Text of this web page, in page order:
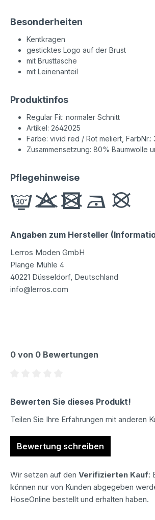
Besonderheiten
Kentkragen
gesticktes Logo auf der Brust
mit Brusttasche
mit Leinenanteil
Produktinfos
Regular Fit: normaler Schnitt
Artikel: 2642025
Farbe: vivid red / Rot meliert, FarbNr.:
Zusammensetzung: 80% Baumwolle
Pflegehinweise
Angaben zum Hersteller
Lerros Moden GmbH
Plange Mühle 4
40221 Düsseldorf, Deutschland
info@lerros.com
0 von 0 Bewertungen
Bewerten Sie dieses Produkt!
Teilen Sie Ihre Erfahrungen mit anderen
Bewertung schreiben
Wir setzen auf den Verifizierten Kauf:
können nur von Kunden abgegeben
HoseOnline bestellt und erhalten haben.